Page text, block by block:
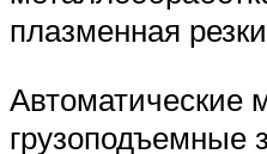
плазменная
Автоматические
грузоподъемные